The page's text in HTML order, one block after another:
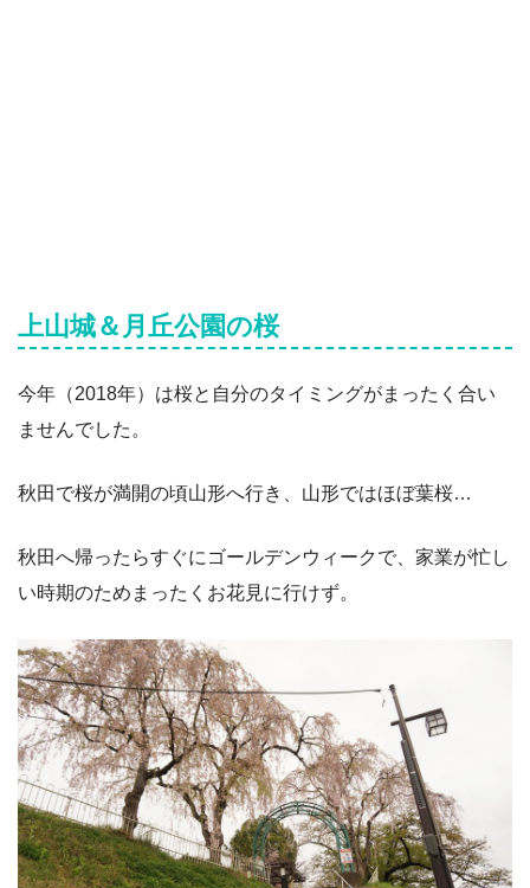
上山城＆月丘公園の桜
今年（2018年）は桜と自分のタイミングがまったく合い
ませんでした。
秋田で桜が満開の頃山形へ行き、山形ではほぼ葉桜…
秋田へ帰ったらすぐにゴールデンウィークで、家業が忙し
い時期のためまったくお花見に行けず。